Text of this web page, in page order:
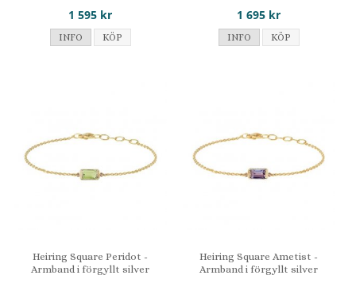
1 595 kr
INFO KÖP
1 695 kr
INFO KÖP
Heiring Square Peridot -
Armband i förgyllt silver
Heiring Square Ametist -
Armband i förgyllt silver